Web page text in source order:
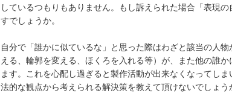
しているつもりもありません。もし訴えられた場合「表現
すでしょうか。
自分で「誰かに似ているな」と思った際はわざと該当の人
える、輪郭を変える、ほくろを入れる等）が、また他の誰
ます。これを心配し過ぎると製作活動が出来なくなってし
法的な観点から考えられる解決策を教えて頂けないでしょう